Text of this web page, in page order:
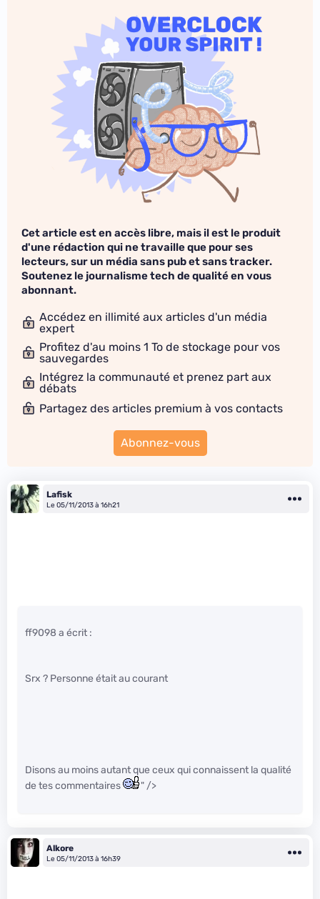
Cet article est en accès libre, mais il est le produit
d'une rédaction qui ne travaille que pour ses
lecteurs, sur un média sans pub et sans tracker.
Soutenez le journalisme tech de qualité en vous
abonnant.
Accédez en illimité aux articles d'un média
expert
Profitez d'au moins 1 To de stockage pour vos
sauvegardes
Intégrez la communauté et prenez part aux
débats
Partagez des articles premium à vos contacts
Abonnez-vous
Lafisk
Le 05/11/2013 à 16h21
ff9098 a écrit :
Srx ? Personne était au courant
Disons au moins autant que ceux qui connaissent la qualité
de tes commentaires
" />
Alkore
Le 05/11/2013 à 16h39